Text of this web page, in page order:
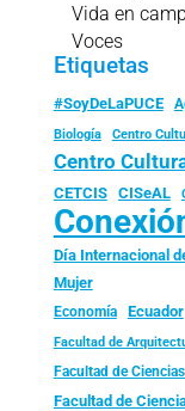
Vida en
Voces
Etiquetas
#SoyDeLaPUCE
Biología
Centro
Centro
CETCIS CISeAL
Día Internacional
Mujer
Economía Ecuador
Facultad de
Facultad de
Facultad de